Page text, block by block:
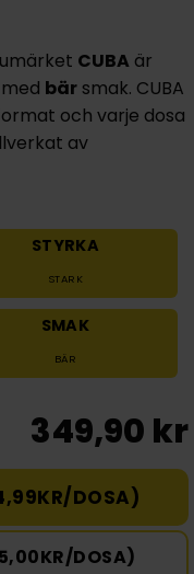
CUBA är
bär smak. CUBA
och varje dosa
av
STYRKA
STARK
SMAK
BÄR
349,90 kr
DOSA)
DOSA)